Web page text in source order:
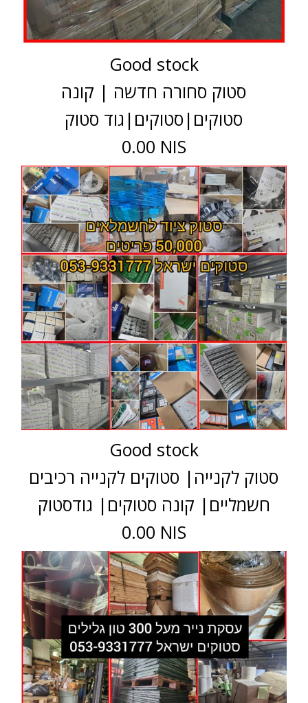
Good stock
סטוק סחורה חדשה | קונה
סטוקים|סטוקים|גוד סטוק
0.00 NIS
Good stock
סטוק לקנייה| סטוקים לקנייה רכיבים
חשמליים| קונה סטוקים| גודסטוק
0.00 NIS